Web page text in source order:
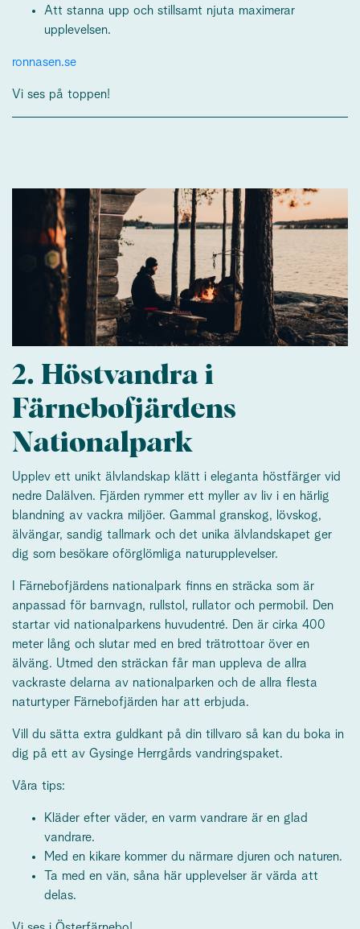
Att stanna upp och stillsamt njuta maximerar
upplevelsen.
ronnasen.se
Vi ses på toppen!
2. Höstvandra i
Färnebofjärdens
Nationalpark
Upplev ett unikt älvlandskap klätt i eleganta höstfärger vid
nedre Dalälven. Fjärden rymmer ett myller av liv i en härlig
blandning av vackra miljöer. Gammal granskog, lövskog,
älvängar, sandig tallmark och det unika älvlandskapet ger
dig som besökare oförglömliga naturupplevelser.
I Färnebofjärdens nationalpark finns en sträcka som är
anpassad för barnvagn, rullstol, rullator och permobil. Den
startar vid nationalparkens huvudentré. Den är cirka 400
meter lång och slutar med en bred trätrottoar över en
älväng. Utmed den sträckan får man uppleva de allra
vackraste delarna av nationalparken och de allra flesta
naturtyper Färnebofjärden har att erbjuda.
Vill du sätta extra guldkant på din tillvaro så kan du boka in
dig på ett av Gysinge Herrgårds vandringspaket.
Våra tips:
Kläder efter väder, en varm vandrare är en glad
vandrare.
Med en kikare kommer du närmare djuren och naturen.
Ta med en vän, såna här upplevelser är värda att
delas.